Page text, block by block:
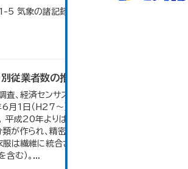
5 気象の諸記録」のデータを参照してい
別従業者数の推移
査、経済センサス。 各年12月31日現在
月1日（H27～）・平成23年のみ平成24
成20年よりはん用機械、生産用機械、
が作られ、精密機械、一般用機械の分類
服は繊維に統合された。 数値は総従業者
含む）。...